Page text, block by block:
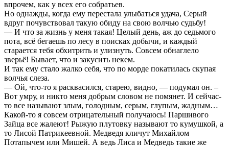
впрочем, как у всех его собратьев.
Но однажды, когда ему перестала улыбаться удача, Серый
вдруг почувствовал такую обиду на свою волчью судьбу!
— И что за жизнь у меня такая! Целый день, аж до седьмого
пота, всё бегаешь по лесу в поисках добычи, и каждый
старается тебя обхитрить и улизнуть. Совсем обнаглело
зверьё! Бывает, что и закусить некем.
И так ему стало жалко себя, что по морде покатилась скупая
волчья слеза.
— Ой, что-то я расквасился, старею, видно, — подумал он. –
Вот умру, и никто меня добрым словом не помянет. И сейчас-
то все называют злым, голодным, серым, глупым, жадным…
Какой-то я совсем отрицательный получаюсь! Паршивого
Зайца все жалеют! Рыжую плутовку называют то кумушкой, а
то Лисой Патрикеевной. Медведя кличут Михайлом
Потапычем или Мишей. А ведь Лиса и Медведь такие же